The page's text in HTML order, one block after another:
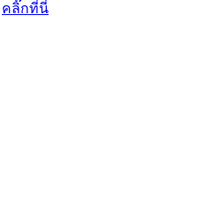
คลิ๊กที่นี่